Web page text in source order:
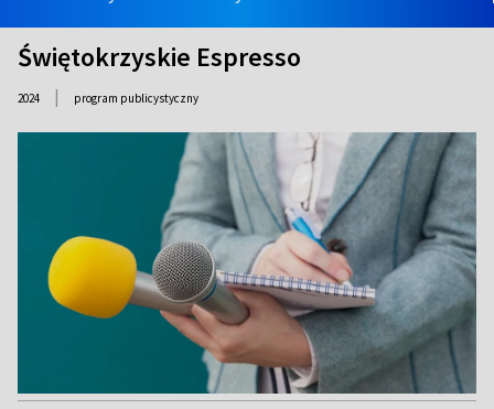
Świętokrzyskie Espresso
2024 | program publicystyczny